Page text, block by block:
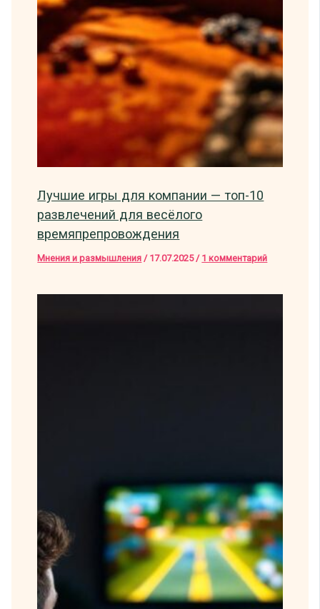
Лучшие игры для компании — топ-10
развлечений для весёлого
времяпрепровождения
Мнения и размышления / 17.07.2025/ 1 комментарий